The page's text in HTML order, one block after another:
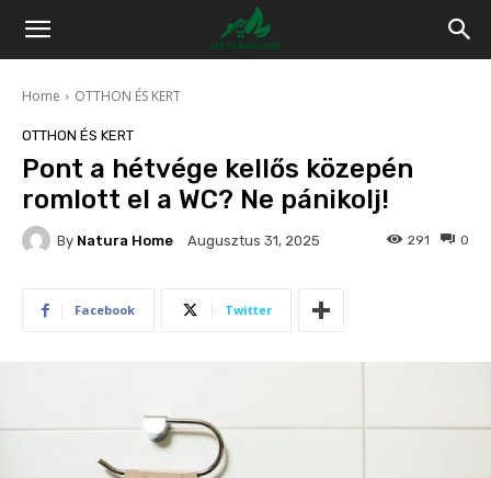
Home OTTHON ÉS KERT
OTTHON ÉS KERT
Pont a hétvége kellős közepén
romlott el a WC? Ne pánikolj!
By Natura Home Augusztus 31, 2025 0
291
Facebook Twitter